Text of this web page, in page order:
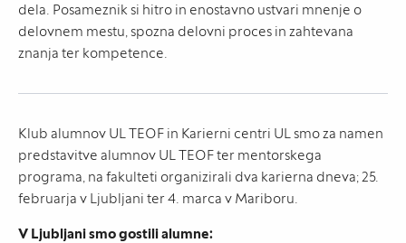
dela. Posameznik si hitro in enostavno ustvari mnenje o
delovnem mestu, spozna delovni proces in zahtevana
znanja ter kompetence.
Klub alumnov UL TEOF in Karierni centri UL smo za namen
predstavitve alumnov UL TEOF ter mentorskega
programa, na fakulteti organizirali dva karierna dneva; 25.
februarja v Ljubljani ter 4. marca v Mariboru.
V Ljubljani smo gostili alumne: